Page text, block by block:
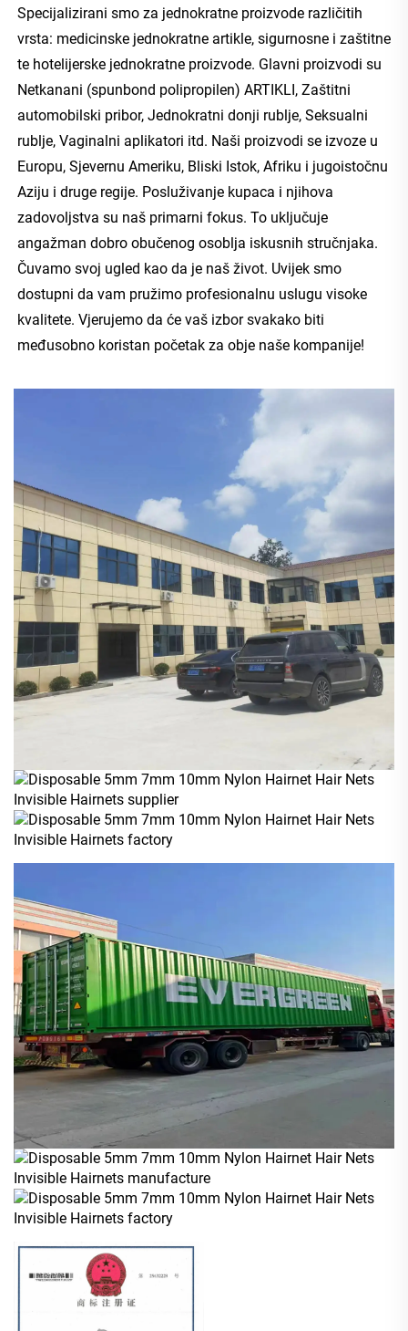
Specijalizirani smo za jednokratne proizvode različitih
vrsta: medicinske jednokratne artikle, sigurnosne i zaštitne
te hotelijerske jednokratne proizvode. Glavni proizvodi su
Netkanani (spunbond polipropilen) ARTIKLI, Zaštitni
automobilski pribor, Jednokratni donji rublje, Seksualni
rublje, Vaginalni aplikatori itd. Naši proizvodi se izvoze u
Europu, Sjevernu Ameriku, Bliski Istok, Afriku i jugoistočnu
Aziju i druge regije. Posluživanje kupaca i njihova
zadovoljstva su naš primarni fokus. To uključuje
angažman dobro obučenog osoblja iskusnih stručnjaka.
Čuvamo svoj ugled kao da je naš život. Uvijek smo
dostupni da vam pružimo profesionalnu uslugu visoke
kvalitete. Vjerujemo da će vaš izbor svakako biti
međusobno koristan početak za obje naše kompanije!